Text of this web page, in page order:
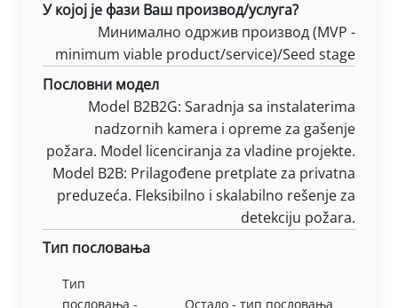
У којој је фази Ваш производ/услуга?
Минимално одржив производ (MVP -
minimum viable product/service)/Seed stage
Пословни модел
Model B2B2G: Saradnja sa instalaterima
nadzornih kamera i opreme za gašenje
požara. Model licenciranja za vladine projekte.
Model B2B: Prilagođene pretplate za privatna
preduzeća. Fleksibilno i skalabilno rešenje za
detekciju požara.
Тип пословања
Тип
пословања -
Остало - тип пословања